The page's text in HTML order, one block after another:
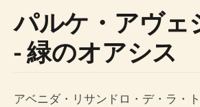
パルケ・アヴェ
- 緑のオアシス
アベニダ・リサンドロ・デ・ラ・